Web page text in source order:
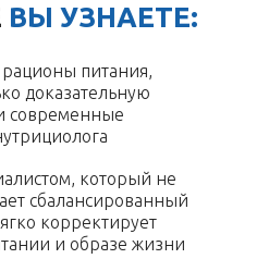
ВЫ УЗНАЕТЕ:
рационы питания,
доказательную
современные
который не
сбалансированный
корректирует
и образе жизни